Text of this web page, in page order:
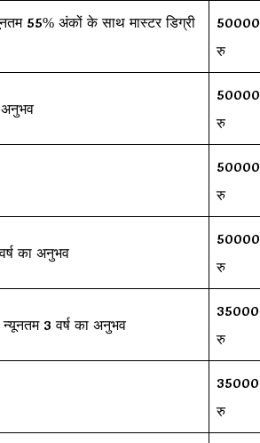
55% अंकों के साथ मास्टर डिग्री
50000
रु
अनुभव
50000
रु
50000
रु
का अनुभव
50000
रु
3 वर्ष का अनुभव
35000
रु
35000
रु